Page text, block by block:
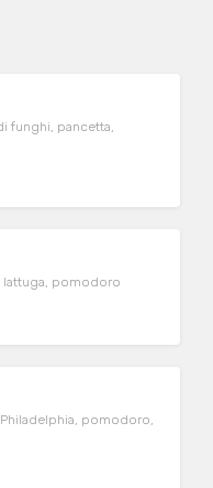
funghi, pancetta,
lattuga, pomodoro
pomodoro,